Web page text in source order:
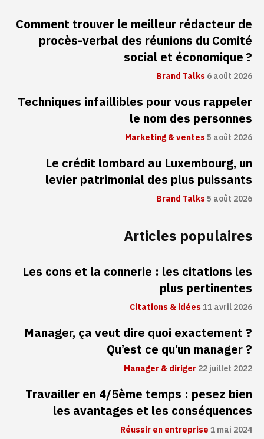
Comment trouver le meilleur rédacteur de
procès-verbal des réunions du Comité
social et économique ?
Brand Talks6 août 2026
Techniques infaillibles pour vous rappeler
le nom des personnes
Marketing & ventes5 août 2026
Le crédit lombard au Luxembourg, un
levier patrimonial des plus puissants
Brand Talks5 août 2026
Articles populaires
Les cons et la connerie : les citations les
plus pertinentes
Citations & idées11 avril 2026
Manager, ça veut dire quoi exactement ?
Qu’est ce qu’un manager ?
Manager & diriger22 juillet 2022
Travailler en 4/5ème temps : pesez bien
les avantages et les conséquences
Réussir en entreprise1 mai 2024